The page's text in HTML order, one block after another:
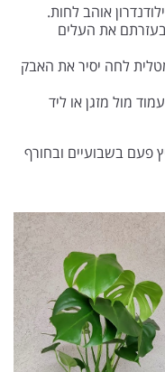
אוהב לחות.
בעזרתם את העלים
לחה יסיר את האבק
מול מזגן או ליד
פעם בשבועיים ובחורף